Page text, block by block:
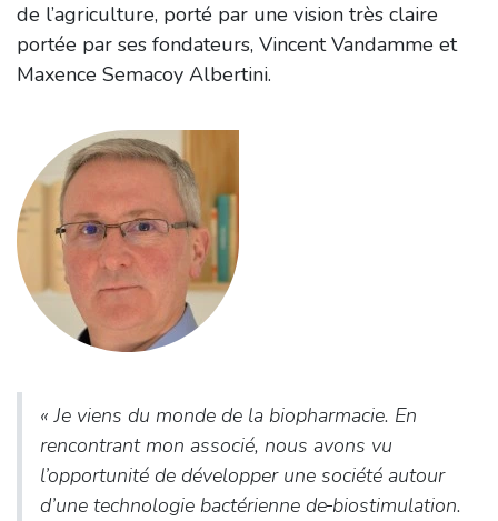
de l’agriculture, porté par une vision très claire
portée par ses fondateurs, Vincent Vandamme et
Maxence Semacoy Albertini.
« Je viens du monde de la biopharmacie. En
rencontrant mon associé, nous avons vu
l’opportunité de développer une société autour
d’une technologie bactérienne de biostimulation.